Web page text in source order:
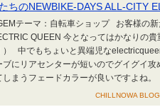
たちのNEWBIKE-DAYS ALL-CITY
テーマ：自転車ショップ お客様の
QUEEN 今となってはかなりの
） 中でもちょいと異端児な
ブにリアセンターが短いのでグイグイ
しまうフェードカラーが良いですよね
CHILLNOWA